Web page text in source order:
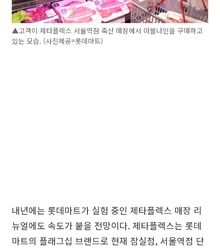
▲고객이 제타플렉스 서울역점 축산 매장에서 마블나인을 구매하고
있는 모습. (사진제공=롯데마트)
내년에는 롯데마트가 실험 중인 제타플렉스 매장 리
뉴얼에도 속도가 붙을 전망이다. 제타플렉스는 롯데
마트의 플래그십 브랜드로 현재 잠실점, 서울역점 단